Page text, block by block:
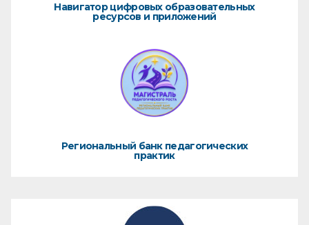
Навигатор цифровых образовательных
ресурсов и приложений
Региональный банк педагогических
практик